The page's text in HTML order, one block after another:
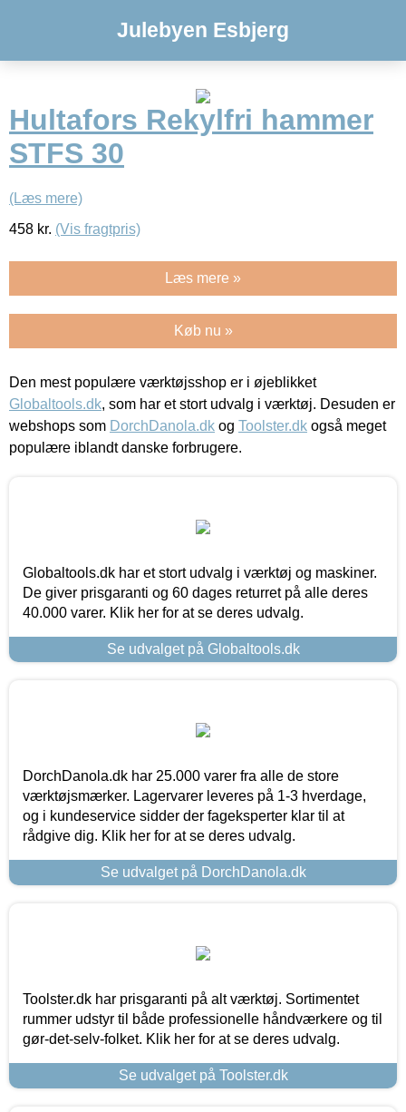
Julebyen Esbjerg
Hultafors Rekylfri hammer
STFS 30
(Læs mere)
458 kr. (Vis fragtpris)
Læs mere »
Køb nu »
Den mest populære værktøjsshop er i øjeblikket
Globaltools.dk, som har et stort udvalg i værktøj. Desuden er
webshops som DorchDanola.dk og Toolster.dk også meget
populære iblandt danske forbrugere.
Globaltools.dk har et stort udvalg i værktøj og maskiner.
De giver prisgaranti og 60 dages returret på alle deres
40.000 varer. Klik her for at se deres udvalg.
Se udvalget på Globaltools.dk
DorchDanola.dk har 25.000 varer fra alle de store
værktøjsmærker. Lagervarer leveres på 1-3 hverdage,
og i kundeservice sidder der fageksperter klar til at
rådgive dig. Klik her for at se deres udvalg.
Se udvalget på DorchDanola.dk
Toolster.dk har prisgaranti på alt værktøj. Sortimentet
rummer udstyr til både professionelle håndværkere og til
gør-det-selv-folket. Klik her for at se deres udvalg.
Se udvalget på Toolster.dk